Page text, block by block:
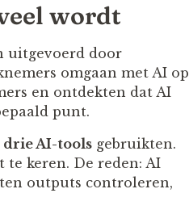
wordt
uitgevoerd door
omgaan met AI op
en ontdekten dat AI
punt.
drie AI-tools gebruikten.
te keren. De reden: AI
outputs controleren,